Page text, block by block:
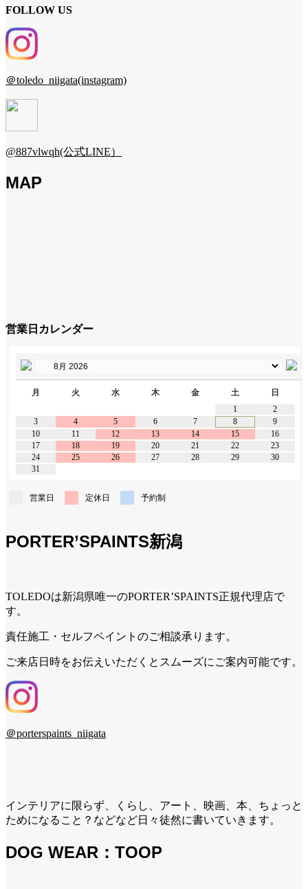
FOLLOW US
＠toledo_niigata(instagram)
@887vlwqh(公式LINE）
MAP
営業日カレンダー
月 火 水 木 金 土
日
1
2
3
4 5 6 7 8
9
10
11 12 13 14 15
16
17
18 19 20 21 22
23
24
25 26 27 28 29
30
31
営業日 定休日 予約制
PORTER’SPAINTS新潟
TOLEDOは新潟県唯一のPORTER’SPAINTS正規代理店で
す。
責任施工・セルフペイントのご相談承ります。
ご来店日時をお伝えいただくとスムーズにご案内可能です。
＠porterspaints_niigata
インテリアに限らず、くらし、アート、映画、本、ちょっと
ためになること？などなど日々徒然に書いていきます。
DOG WEAR：TOOP